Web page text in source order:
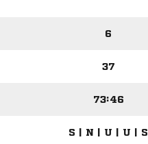
6
37
73:46
S | N | U | U | S